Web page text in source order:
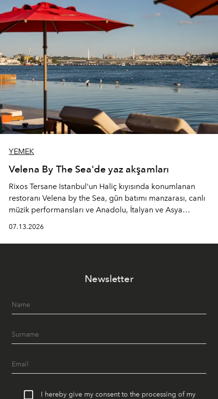
YEMEK
Velena By The Sea'de yaz akşamları
Rixos Tersane Istanbul'un Haliç kıyısında konumlanan
restoranı Velena by the Sea, gün batımı manzarası, canlı
müzik performansları ve Anadolu, İtalyan ve Asya
devam ediyor.
07.13.2026
Newsletter
I hereby give my consent to the processing of my